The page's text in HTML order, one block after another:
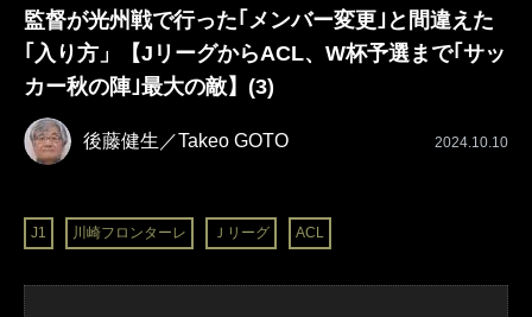
監督が光州戦で行った｢メンバー変更｣と間違えた
｢入り方」【JリーグからACL、W杯予選まで｢サッ
カー秋の陣｣最大の敵】(3)
後藤健生／Takeo GOTO 2024.10.10
J1 川崎フロンターレ Ｊリーグ ACL